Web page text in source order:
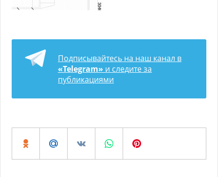
Подписывайтесь на наш канал в
«Telegram» и следите за
публикациями